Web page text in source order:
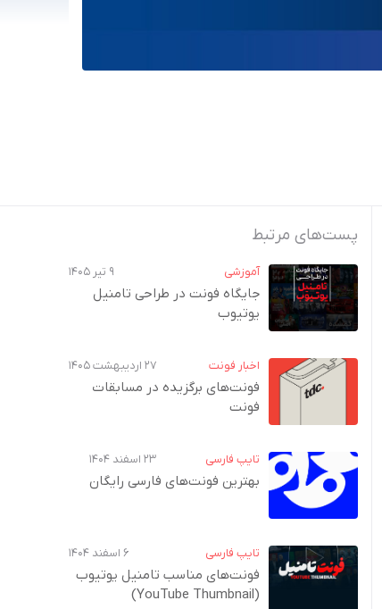
پست‌های مرتبط
آموزشی ۹ تیر ۱۴۰۵
جایگاه فونت در طراحی تامنیل
یوتیوب
اخبار فونت ۲۷ اردیبهشت ۱۴۰۵
فونت‌های برگزیده در مسابقات
فونت
تایپ فارسی ۲۳ اسفند ۱۴۰۴
بهترین فونت‌های فارسی رایگان
تایپ فارسی ۶ اسفند ۱۴۰۴
فونت‌های مناسب تامنیل یوتیوب
(YouTube Thumbnail)